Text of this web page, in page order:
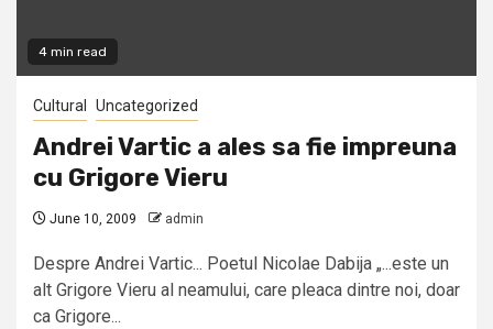
4 min read
Cultural Uncategorized
Andrei Vartic a ales sa fie impreuna
cu Grigore Vieru
June 10, 2009 admin
Despre Andrei Vartic... Poetul Nicolae Dabija „...este un
alt Grigore Vieru al neamului, care pleaca dintre noi, doar
ca Grigore...